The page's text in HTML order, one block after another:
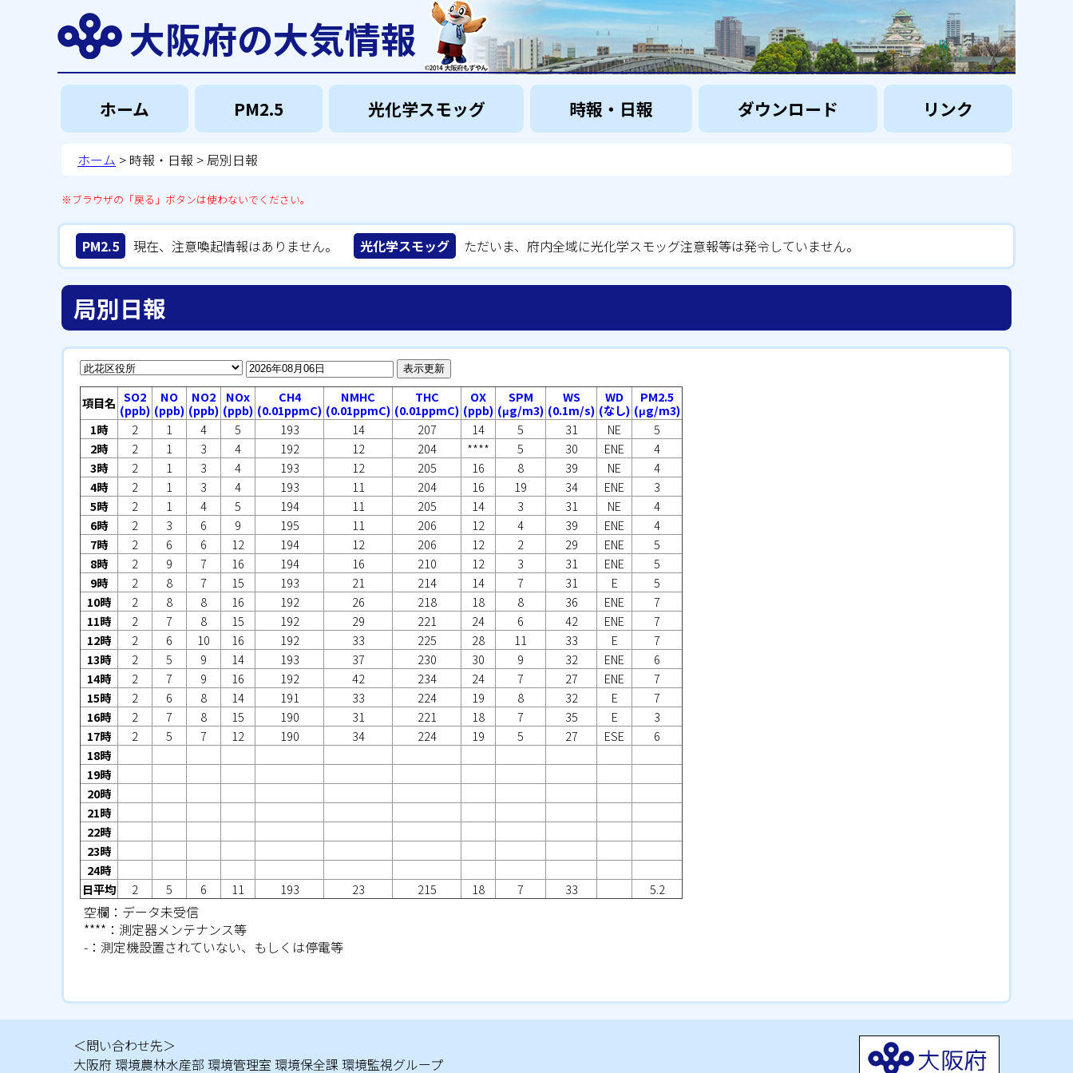
大阪府の大気情報
ホーム PM2.5 光化学スモッグ 時報・日報 ダウンロード リンク
ホーム > 時報・日報 > 局別日報
※ブラウザの「戻る」ボタンは使わないでください。
PM2.5 現在、注意喚起情報はありません。 光化学スモッグ ただいま、府内全域に光化学スモッグ注意報等は発令していません。
局別日報
表示更新
項目名 SO2
(ppb)
NO
(ppb)
NO2
(ppb)
NOx
(ppb)
CH4
(0.01ppmC)
NMHC
(0.01ppmC)
THC
(0.01ppmC)
OX
(ppb)
SPM
(μg/m3)
WS
(0.1m/s)
WD
(なし)
PM2.5
(μg/m3)
1時
2 1 4 5 193 14 207 14 5 31 NE
5
2時
2 1 3 4 192 12 204 **** 5 30 ENE
4
3時
2 1 3 4 193 12 205 16 8 39 NE
4
4時
2 1 3 4 193 11 204 16 19 34 ENE
3
5時
2 1 4 5 194 11 205 14 3 31 NE
4
6時
2 3 6 9 195 11 206 12 4 39 ENE
4
7時
2 6 6 12 194 12 206 12 2 29 ENE
5
8時
2 9 7 16 194 16 210 12 3 31 ENE
5
9時
2 8 7 15 193 21 214 14 7 31 E
5
10時
2 8 8 16 192 26 218 18 8 36 ENE
7
11時
2 7 8 15 192 29 221 24 6 42 ENE
7
12時
2 6 10 16 192 33 225 28 11 33 E
7
13時
2 5 9 14 193 37 230 30 9 32 ENE
6
14時
2 7 9 16 192 42 234 24 7 27 ENE
7
15時
2 6 8 14 191 33 224 19 8 32 E
7
16時
2 7 8 15 190 31 221 18 7 35 E
3
17時
2 5 7 12 190 34 224 19 5 27 ESE
6
18時
19時
20時
21時
22時
23時
24時
日平均
2 5 6 11 193 23 215 18 7 33 5.2
空欄：データ未受信
****：測定器メンテナンス等
-：測定機設置されていない、もしくは停電等
＜問い合わせ先＞
大阪府 環境農林水産部 環境管理室 環境保全課 環境監視グループ